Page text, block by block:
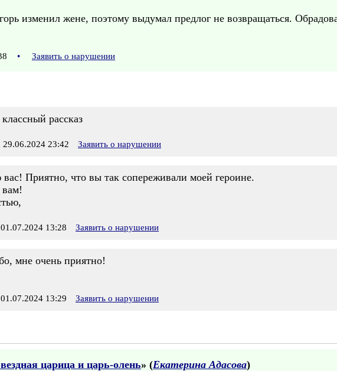
изменил жене, поэтому выдумал предлог не возвращаться.
• Заявить о нарушении
рассказ
29.06.2024 23:42 Заявить о нарушении
Приятно, что вы так сопереживали моей героине.
вам!
13:28 Заявить о нарушении
мне очень приятно!
13:29 Заявить о нарушении
царица и царь-олень» (Екатерина Адасова)